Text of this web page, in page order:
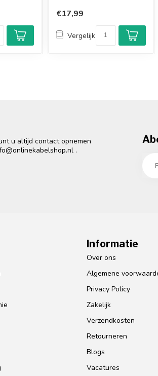
€17,99
Vergelijk
u altijd contact opnemen
.
Informatie
Over ons
Algemene
Privacy Policy
Zakelijk
Verzendkosten
Retourneren
Blogs
Vacatures